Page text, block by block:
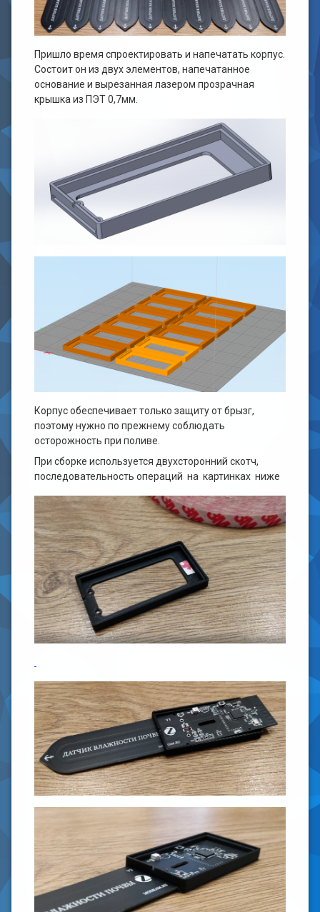
Пришло время спроектировать и напечатать корпус.
Состоит он из двух элементов, напечатанное
основание и вырезанная лазером прозрачная
крышка из ПЭТ 0,7мм.
Корпус обеспечивает только защиту от брызг,
поэтому нужно по прежнему соблюдать
осторожность при поливе.
При сборке используется двухсторонний скотч,
последовательность операций на картинках ниже